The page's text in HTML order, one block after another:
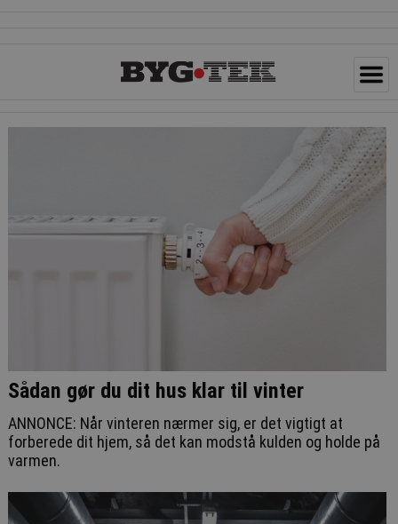
Sådan gør du dit hus klar til vinter
ANNONCE: Når vinteren nærmer sig, er det vigtigt at
forberede dit hjem, så det kan modstå kulden og holde på
varmen.